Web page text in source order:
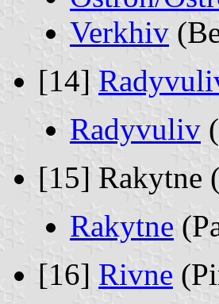
Verkhiv
[14]
Radyvuliv
[15] Rakytne
Rakytne
[16] Rivne